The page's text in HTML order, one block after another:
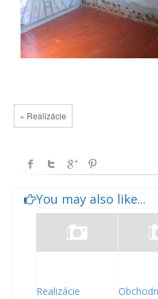
« Realizácie
You may also like...
Realizácie